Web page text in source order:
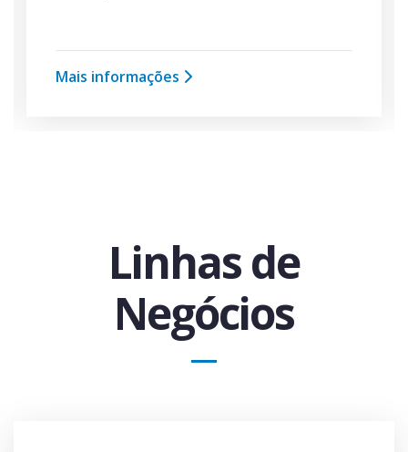
Mais informações
Linhas de
Negócios